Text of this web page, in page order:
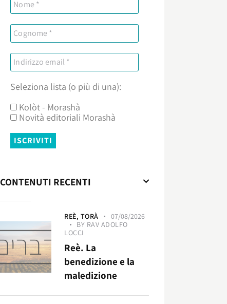
Seleziona lista (o più di una):
Kolòt - Morashà
Novità editoriali Morashà
CONTENUTI RECENTI
REÈ, TORÀ
07/08/2026
BY RAV ADOLFO
LOCCI
Reè. La
benedizione e la
maledizione